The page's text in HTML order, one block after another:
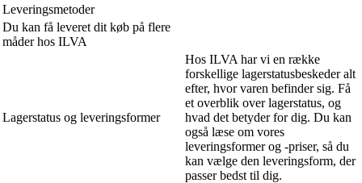
Leveringsmetoder
Du kan få leveret dit køb på flere
måder hos ILVA
Lagerstatus og leveringsformer
Hos ILVA har vi en række
forskellige lagerstatusbeskeder alt
efter, hvor varen befinder sig. Få
et overblik over lagerstatus, og
hvad det betyder for dig. Du kan
også læse om vores
leveringsformer og -priser, så du
kan vælge den leveringsform, der
passer bedst til dig.